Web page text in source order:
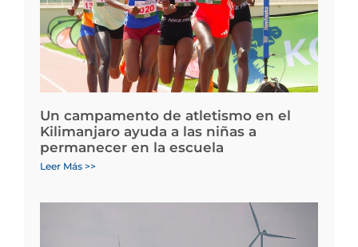
Un campamento de atletismo en el
Kilimanjaro ayuda a las niñas a
permanecer en la escuela
Leer Más >>